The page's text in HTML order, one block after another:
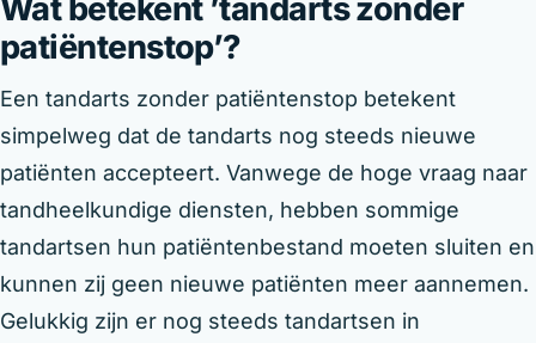
Wat betekent ’tandarts zonder
patiëntenstop’?
Een tandarts zonder patiëntenstop betekent
simpelweg dat de tandarts nog steeds nieuwe
patiënten accepteert. Vanwege de hoge vraag naar
tandheelkundige diensten, hebben sommige
tandartsen hun patiëntenbestand moeten sluiten en
kunnen zij geen nieuwe patiënten meer aannemen.
Gelukkig zijn er nog steeds tandartsen in